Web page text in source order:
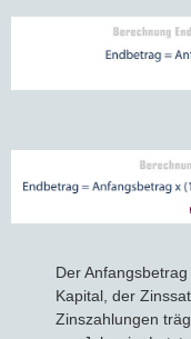
Der
Kapital, der
Zinszahlungen